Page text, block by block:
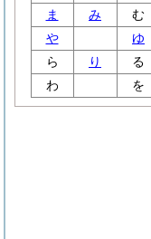
ま
み む
や
ゆ
ら
り る
わ
を